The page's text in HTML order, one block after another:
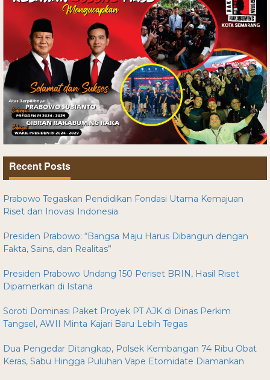
Recent Posts
Prabowo Tegaskan Pendidikan Fondasi Utama Kemajuan
Riset dan Inovasi Indonesia
Presiden Prabowo: “Bangsa Maju Harus Dibangun dengan
Fakta, Sains, dan Realitas”
Presiden Prabowo Undang 150 Periset BRIN, Hasil Riset
Dipamerkan di Istana
Soroti Dominasi Paket Proyek PT AJK di Dinas Perkim
Tangsel, AWII Minta Kajari Baru Lebih Tegas
Dua Pengedar Ditangkap, Polsek Kembangan 74 Ribu Obat
Keras, Sabu Hingga Puluhan Vape Etomidate Diamankan